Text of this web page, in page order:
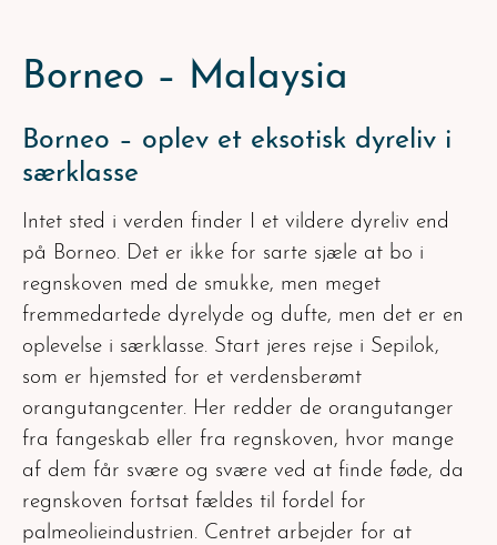
Borneo – Malaysia
Borneo – oplev et eksotisk dyreliv i
særklasse
Intet sted i verden finder I et vildere dyreliv end
på Borneo. Det er ikke for sarte sjæle at bo i
regnskoven med de smukke, men meget
fremmedartede dyrelyde og dufte, men det er en
oplevelse i særklasse. Start jeres rejse i Sepilok,
som er hjemsted for et verdensberømt
orangutangcenter. Her redder de orangutanger
fra fangeskab eller fra regnskoven, hvor mange
af dem får svære og svære ved at finde føde, da
regnskoven fortsat fældes til fordel for
palmeolieindustrien. Centret arbejder for at